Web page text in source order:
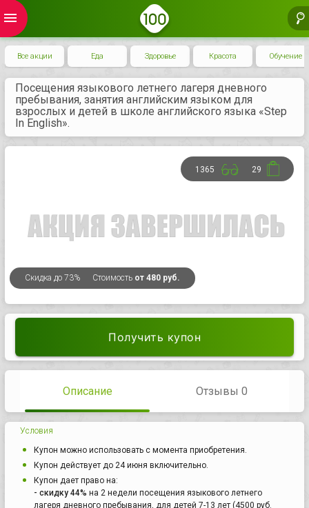
menu
Все акции Еда Здоровье Красота Обучение
Посещения языкового летнего лагеря дневного
пребывания, занятия английским языком для
взрослых и детей в школе английского языка «Step
In English».
Скидка до 73% Стоимость от 480 руб.
1365 29
Получить купон
Описание Отзывы 0
Условия
Купон можно использовать с момента приобретения.
Купон действует до 24 июня включительно.
Купон дает право на:
- скидку 44% на 2 недели посещения языкового летнего
лагеря дневного пребывания, для детей 7-13 лет (4500 руб.